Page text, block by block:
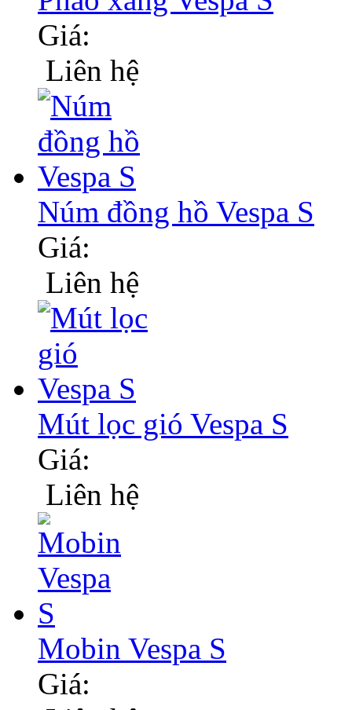
Giá:
Liên hệ
Núm đồng hồ Vespa S
Giá:
Liên hệ
Mút lọc gió Vespa S
Giá:
Liên hệ
Mobin Vespa S
Giá: